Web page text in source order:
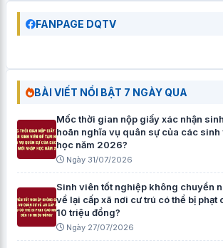
FANPAGE DQTV
BÀI VIẾT NỔI BẬT 7 NGÀY QUA
Mốc thời gian nộp giấy xác nhận
hoãn nghĩa vụ quân sự của các sinh
học năm 2026?
Ngày 31/07/2026
Sinh viên tốt nghiệp không chuyển
về lại cấp xã nơi cư trú có thể bị phạt
10 triệu đồng?
Ngày 27/07/2026